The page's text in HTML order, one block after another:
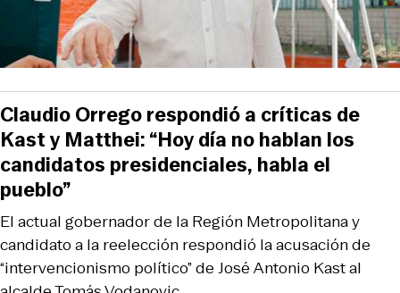
El actual gobernador de la Región Metropolitana y
candidato a la reelección respondió la acusación de
“intervencionismo político” de José Antonio Kast al
Claudio Orrego respondió a críticas de
Kast y Matthei: “Hoy día no hablan los
candidatos presidenciales, habla el
pueblo”